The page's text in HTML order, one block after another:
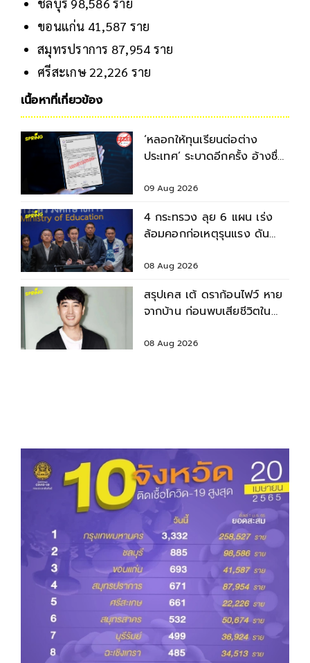
ชลบุรี 98,586 ราย
ขอนแก่น 41,587 ราย
สมุทรปราการ 87,954 ราย
ศรีสะเกษ 22,226 ราย
เนื้อหาที่เกี่ยวข้อง
‘หลอกให้ทุนเรียนต่อต่าง
ประเทศ’ ระบาดอีกครั้ง อ้างชื่อ
ล็กเมล
09 Aug 2026
4 กระทรวง ลุย 6 แผน เร่ง
ล้อมคอกก่อเหตุรุนแรง ดัน
ศึกษา
08 Aug 2026
สรุปเคส เต้ ดราก้อนไฟว์ หาย
จากบ้าน ก่อนพบเสียชีวิตใน
08 Aug 2026